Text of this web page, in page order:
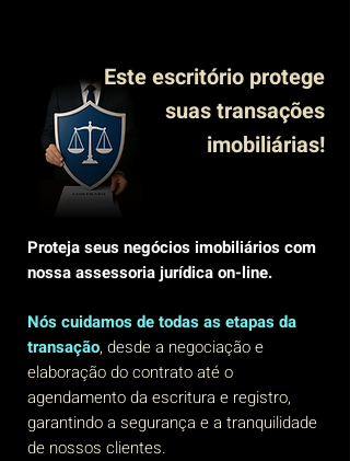
Este escritório protege
suas transações
imobiliárias!
Proteja seus negócios imobiliários com
nossa assessoria jurídica on-line.
Nós cuidamos de todas as etapas da
transação, desde a negociação e
elaboração do contrato até o
agendamento da escritura e registro,
garantindo a segurança e a tranquilidade
de nossos clientes.